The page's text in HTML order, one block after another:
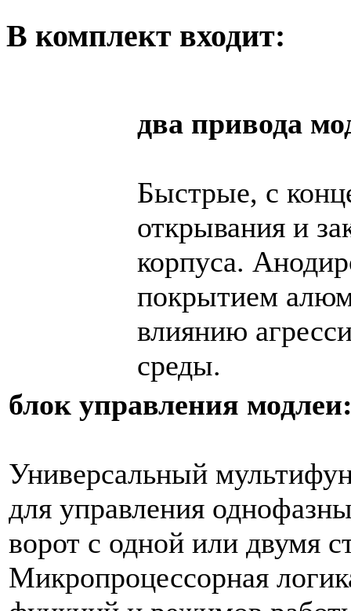
В комплект входит:
два привода
Быстрые, с
открывания и
корпуса.
покрытием
влиянию
среды.
блок управления
Универсальный
для управления
ворот c одной или двумя
Микропроцессорная